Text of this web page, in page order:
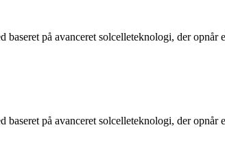
baseret på avanceret solcelleteknologi, der
baseret på avanceret solcelleteknologi, der